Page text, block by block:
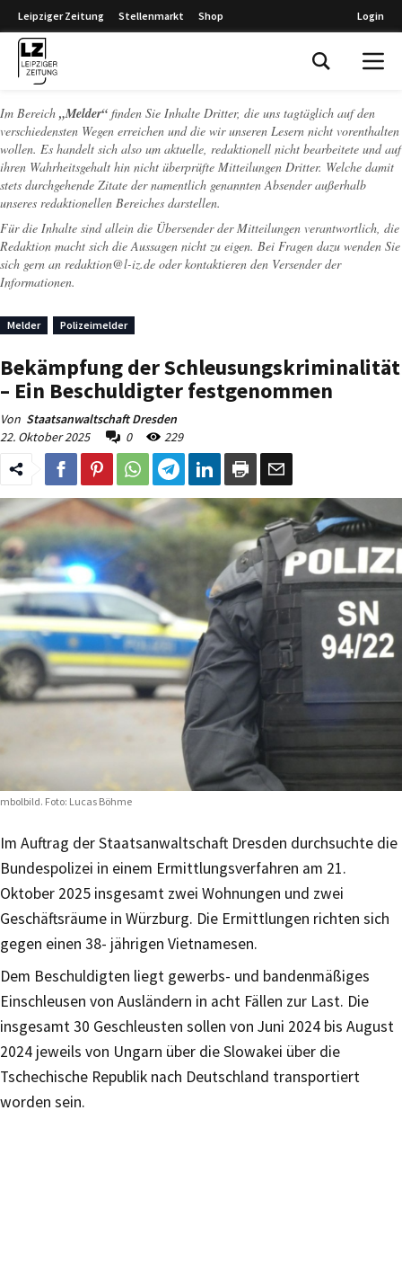
Leipziger Zeitung Stellenmarkt Shop Login
Im Bereich „Melder“ finden Sie Inhalte Dritter, die uns tagtäglich auf den
verschiedensten Wegen erreichen und die wir unseren Lesern nicht vorenthalten
wollen. Es handelt sich also um aktuelle, redaktionell nicht bearbeitete und auf
ihren Wahrheitsgehalt hin nicht überprüfte Mitteilungen Dritter. Welche damit
stets durchgehende Zitate der namentlich genannten Absender außerhalb
unseres redaktionellen Bereiches darstellen.
Für die Inhalte sind allein die Übersender der Mitteilungen verantwortlich, die
Redaktion macht sich die Aussagen nicht zu eigen. Bei Fragen dazu wenden Sie
sich gern an redaktion@l-iz.de oder kontaktieren den Versender der
Informationen.
Melder Polizeimelder
Bekämpfung der Schleusungskriminalität
– Ein Beschuldigter festgenommen
Von Staatsanwaltschaft Dresden
22. Oktober 2025
0 229
Foto: Lucas Böhme
Im Auftrag der Staatsanwaltschaft Dresden durchsuchte die
Bundespolizei in einem Ermittlungsverfahren am 21.
Oktober 2025 insgesamt zwei Wohnungen und zwei
Geschäftsräume in Würzburg. Die Ermittlungen richten sich
gegen einen 38- jährigen Vietnamesen.
Dem Beschuldigten liegt gewerbs- und bandenmäßiges
Einschleusen von Ausländern in acht Fällen zur Last. Die
insgesamt 30 Geschleusten sollen von Juni 2024 bis August
2024 jeweils von Ungarn über die Slowakei über die
Tschechische Republik nach Deutschland transportiert
worden sein.